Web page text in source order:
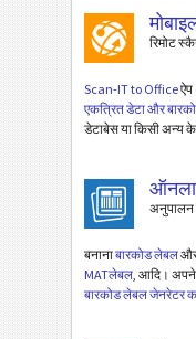
रिमोट
Scan-IT to Office
एकत्रित डेटा और
डेटाबेस या किसी अन्य
अनुपालन
बनानाबारकोड लेबलऔर
MATलेबल , आदि।
बारकोड लेबल जेनरेटर